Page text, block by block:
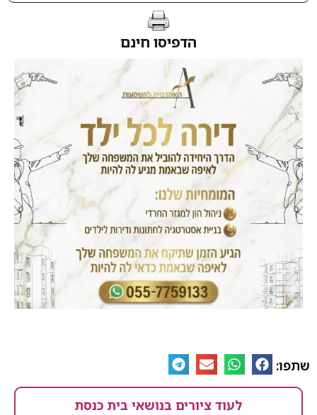
הדפיסו חינם
שתפו:
לעוד ציורים בנושאי בית כנסת